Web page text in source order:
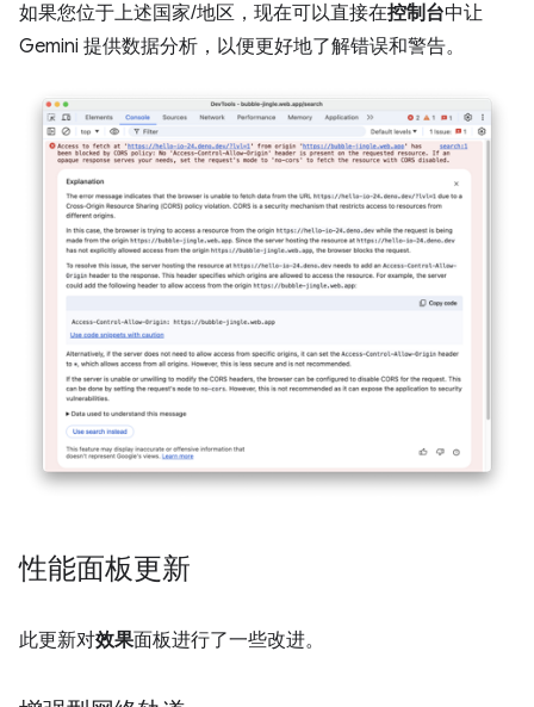
如果您位于上述国家/地区，现在可以直接在控制台中让
Gemini 提供数据分析，以便更好地了解错误和警告。
性能面板更新
此更新对效果面板进行了一些改进。